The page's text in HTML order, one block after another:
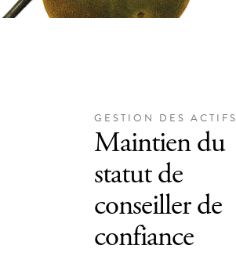
GESTION DES ACTIFS
Maintien du
statut de
conseiller de
confiance